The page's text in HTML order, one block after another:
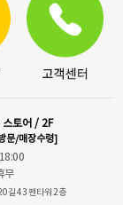
스토어 / 2F
문/매장수령]
무
길 43 펜타워 2층